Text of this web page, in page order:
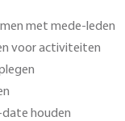
met mede-leden
voor activiteiten
houden